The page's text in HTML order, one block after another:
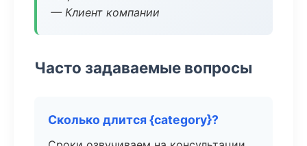
— Клиент компании
Часто задаваемые вопросы
Сколько длится {category}?